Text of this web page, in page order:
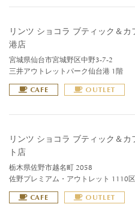
リンツ ショコラ ブティック＆
港店
宮城県仙台市宮城野区中野3-7-2
三井アウトレットパーク仙台港 1階
CAFE OUTLET
リンツ ショコラ ブティック＆
ト店
栃木県佐野市越名町 2058
佐野プレミアム・アウトレット 1110区
CAFE OUTLET